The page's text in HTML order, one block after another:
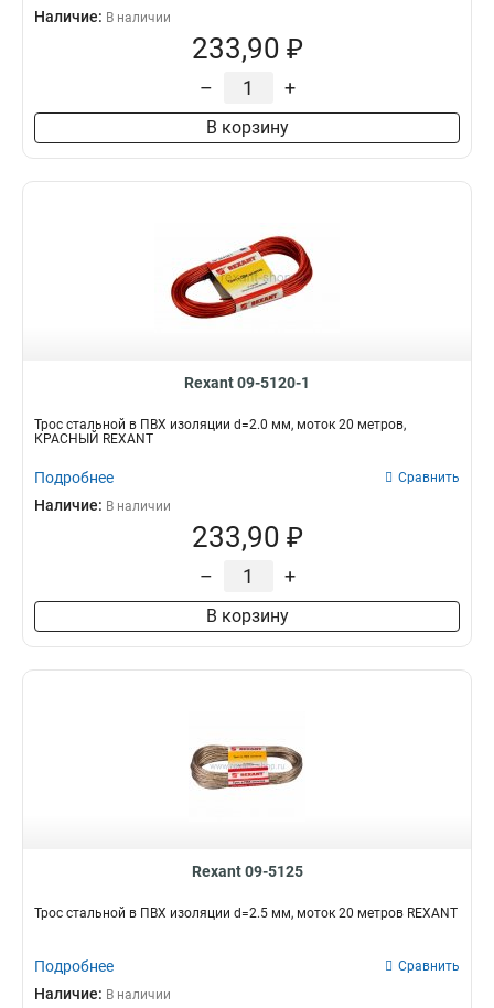
Наличие: В наличии
233,90 ₽
– +
В корзину
Rexant 09-5120-1
Трос стальной в ПВХ изоляции d=2.0 мм, моток 20 метров,
КРАСНЫЙ REXANT
Подробнее Сравнить
Наличие: В наличии
233,90 ₽
– +
В корзину
Rexant 09-5125
Трос стальной в ПВХ изоляции d=2.5 мм, моток 20 метров REXANT
Подробнее Сравнить
Наличие: В наличии